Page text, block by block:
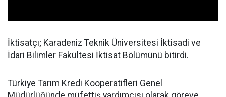
İktisatçı; Karadeniz Teknik Üniversitesi İktisadi ve
İdari Bilimler Fakültesi İktisat Bölümünü bitirdi.
Türkiye Tarım Kredi Kooperatifleri Genel